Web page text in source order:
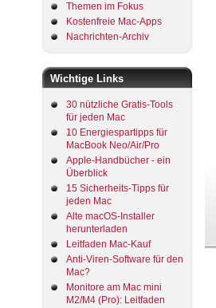
Themen im Fokus
Kostenfreie Mac-Apps
Nachrichten-Archiv
Wichtige Links
30 nützliche Gratis-Tools
für jeden Mac
10 Energiespartipps für
MacBook Neo/Air/Pro
Apple-Handbücher - ein
Überblick
15 Sicherheits-Tipps für
jeden Mac
Alte macOS-Installer
herunterladen
Leitfaden Mac-Kauf
Anti-Viren-Software für den
Mac?
Monitore am Mac mini
M2/M4 (Pro): Leitfaden